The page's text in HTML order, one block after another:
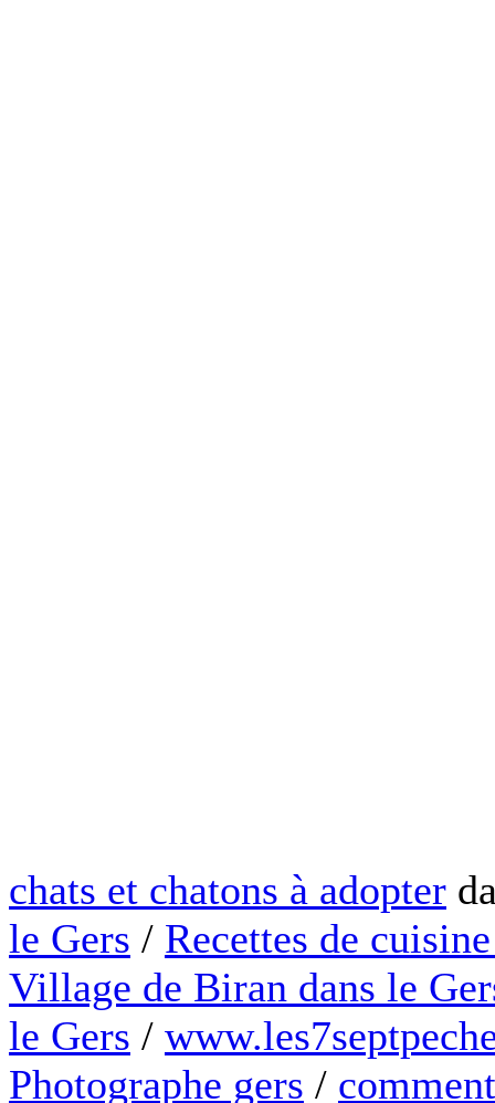
chats et chatons à adopter
le Gers / Recettes de
Village de Biran dans le
le Gers /
Photographe gers /